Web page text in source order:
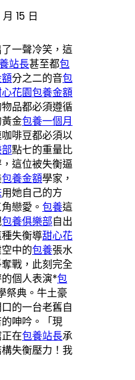
15 日
了一聲冷笑，這
站長甚至都包
分之二的音包
花園包養金額
品都必須遵循
金包養一個月
啡豆都必須以
點七的重量比
這位被失衡逼
包養金額學家，
用她自己的方
戀愛。 包養這
包養俱樂部自出
失衡導甜心花
中的包養張水
戰，此刻完全
個人表演*包
祭典。牛土豪
的一台老舊自
呻吟。「現
在包養站長承
失衡壓力！我